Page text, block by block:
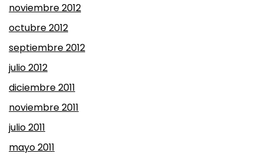
noviembre 2012
octubre 2012
septiembre 2012
julio 2012
diciembre 2011
noviembre 2011
julio 2011
mayo 2011